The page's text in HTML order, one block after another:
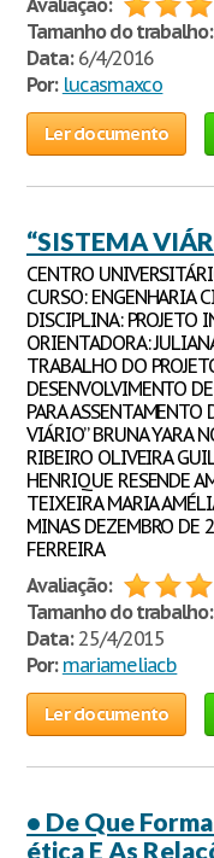
Avaliação:
Tamanho do trabalho:
Data:6/4/2016
Por: lucasmaxco
Ler documento
“SISTEMA
CENTRO
CURSO: ENGENHARIA
DISCIPLINA: PROJETO
ORIENTADORA:
TRABALHO DO
DESENVOLVIMENTO
PARA
VIÁRIO” BRUNA YARA
RIBEIRO OLIVEIRA
HENRIQUE RESENDE
TEIXEIRA MARIA
MINAS DEZEMBRO DE
FERREIRA
Avaliação:
Tamanho do trabalho:
Data:25/4/2015
Por: mariameliacb
Ler documento
• De Que
ética E As